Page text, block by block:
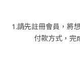
1.請先註冊會員，將
付款方式，完